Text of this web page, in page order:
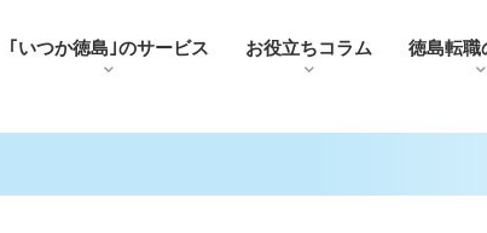
｢いつか徳島｣のサービス お役⽴ちコラム 徳島転職